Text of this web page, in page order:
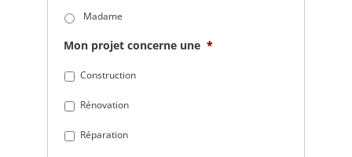
Madame
Mon projet concerne une *
Construction
Rénovation
Réparation